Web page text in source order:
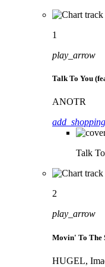
1
play_arrow
Talk To You
ANOTR
Talk
2
play_arrow
Movin' To The
HUGEL,